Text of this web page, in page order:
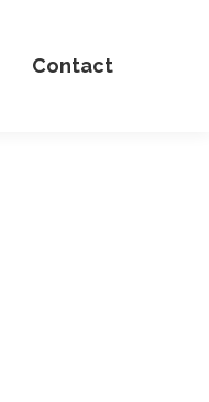
Contact